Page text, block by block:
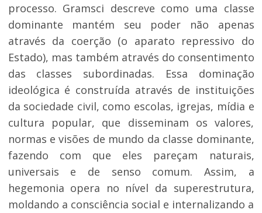
processo. Gramsci descreve como uma classe
dominante mantém seu poder não apenas
através da coerção (o aparato repressivo do
Estado), mas também através do consentimento
das classes subordinadas. Essa dominação
ideológica é construída através de instituições
da sociedade civil, como escolas, igrejas, mídia e
cultura popular, que disseminam os valores,
normas e visões de mundo da classe dominante,
fazendo com que eles pareçam naturais,
universais e de senso comum. Assim, a
hegemonia opera no nível da superestrutura,
moldando a consciência social e internalizando a